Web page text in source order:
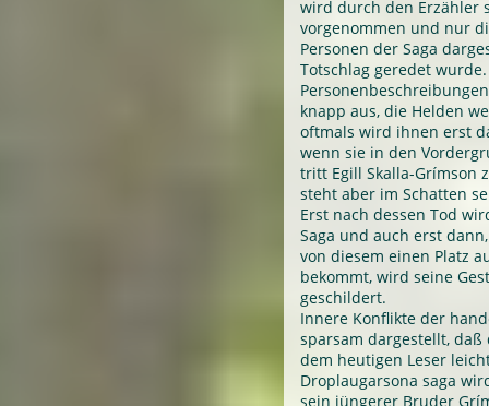
wird durch den Erzähler
vorgenommen und nur
Personen der Saga
Totschlag geredet wurde.
knapp aus, die Helden
oftmals wird ihnen erst
wenn sie in den
tritt Egill Skalla-Grímson
steht aber im Schatten
Erst nach dessen Tod
Saga und auch erst
von diesem einen Platz
bekommt, wird seine
geschildert.
Innere Konflikte der
sparsam dargestellt, daß
dem heutigen Leser
Droplaugarsona saga
sein jüngerer Bruder